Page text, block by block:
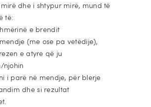
dhe i shtypur mirë, mund të
të:
e brendit
(me ose pa vetëdije),
e atyre që ju
njohin
i parë në mendje, për blerje
dhe si rezultat